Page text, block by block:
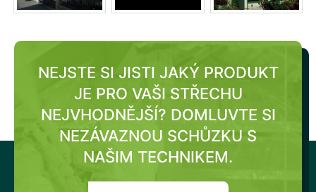
NEJSTE SI JISTI JAKÝ PRODUKT
JE PRO VAŠI STŘECHU
NEJVHODNĚJŠÍ? DOMLUVTE SI
NEZÁVAZNOU SCHŮZKU S
NAŠIM TECHNIKEM.